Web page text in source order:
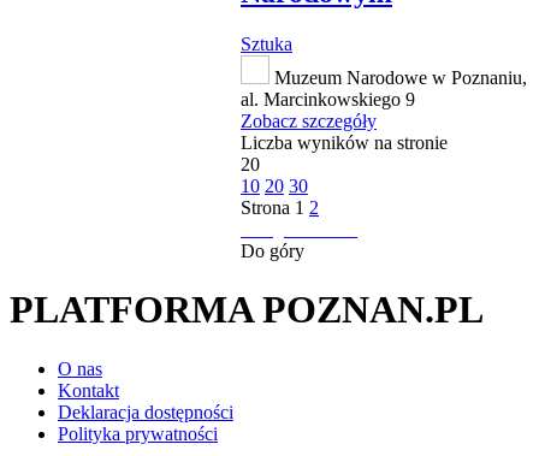
Sztuka
Muzeum Narodowe w Poznaniu,
al. Marcinkowskiego 9
Zobacz szczegóły
Liczba wyników na stronie
20
10 20 30
Strona 1 2
Do góry
PLATFORMA POZNAN.PL
O nas
Kontakt
Deklaracja dostępności
Polityka prywatności